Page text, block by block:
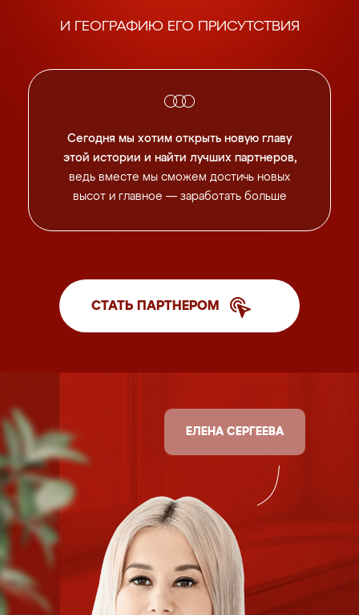
И ГЕОГРАФИЮ ЕГО ПРИСУТСТВИЯ
Сегодня мы хотим открыть новую главу
этой истории и найти лучших партнеров,
ведь вместе мы сможем достичь новых
высот и главное — заработать больше
СТАТЬ ПАРТНЕРОМ
ЕЛЕНА СЕРГЕЕВА